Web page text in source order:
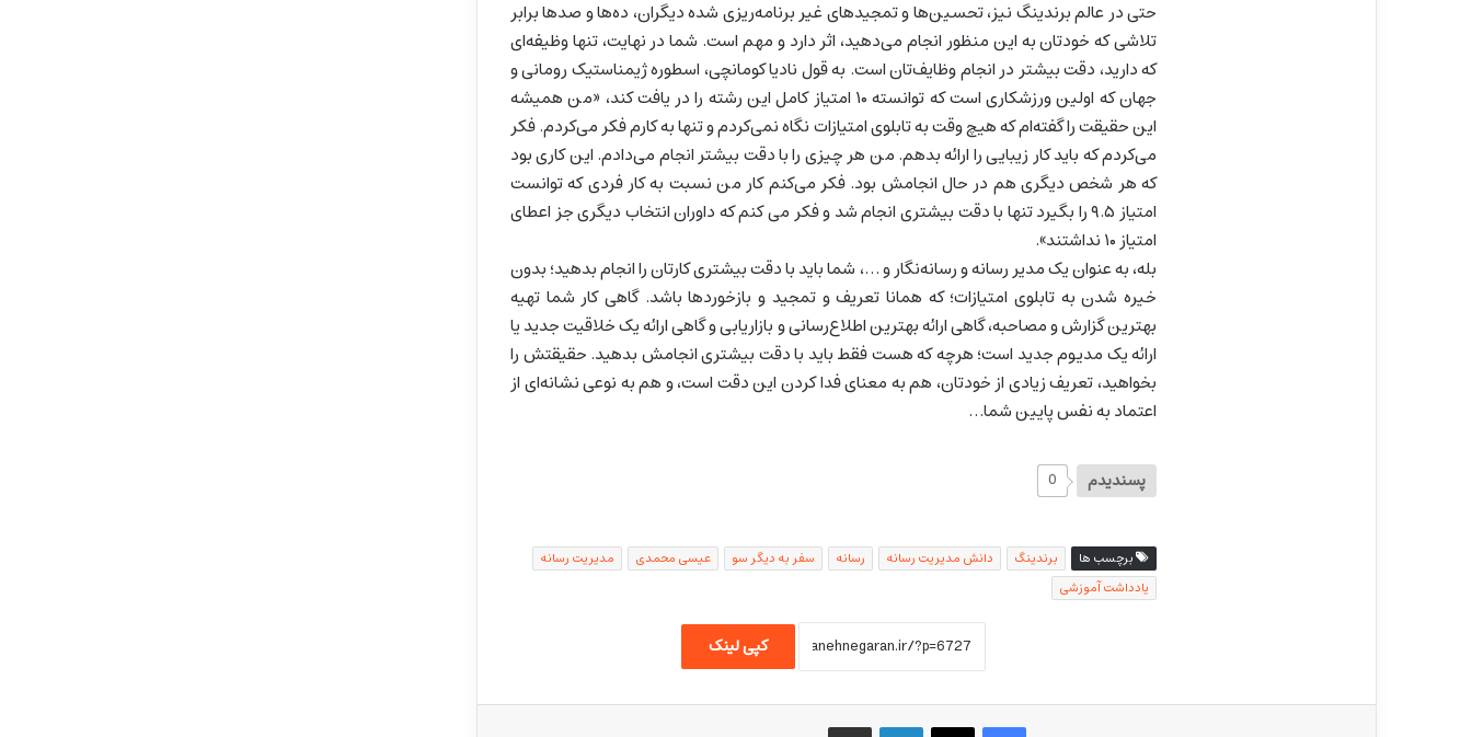
حتی در عالم برندینگ نیز، تحسین‌ها و تمجیدهای غیر برنامه‌ریزی شده دیگران، ده‌ها و صدها برابر
تلاشی که خودتان به این منظور انجام می‌دهید، اثر دارد و مهم است. شما در نهایت، تنها وظیفه‌ای
که دارید، دقت بیشتر در انجام وظایف‌تان است. به قول نادیا کومانچی، اسطوره ژیمناستیک رومانی و
جهان که اولین ورزشکاری است که توانسته ۱۰ امتیاز کامل این رشته را در یافت کند، «من همیشه
این حقیقت را گفته‌ام که هیچ وقت به تابلوی امتیازات نگاه نمی‌کردم و تنها به کارم فکر می‌کردم. فکر
می‌کردم که باید کار زیبایی را ارائه بدهم. من هر چیزی را با دقت بیشتر انجام می‌دادم. این کاری بود
که هر شخص دیگری هم در حال انجامش بود. فکر می‌کنم کار من نسبت به کار فردی که توانست
امتیاز ۹.۵ را بگیرد تنها با دقت بیشتری انجام شد و فکر می کنم که داوران انتخاب دیگری جز اعطای
امتیاز ۱۰ نداشتند».
بله، به عنوان یک مدیر رسانه و رسانه‌نگار و …، شما باید با دقت بیشتری کارتان را انجام بدهید؛ بدون
خیره شدن به تابلوی امتیازات؛ که همانا تعریف و تمجید و بازخوردها باشد. گاهی کار شما تهیه
بهترین گزارش و مصاحبه، گاهی ارائه بهترین اطلاع‌رسانی و بازاریابی و گاهی ارائه یک خلاقیت جدید یا
ارائه یک مدیوم جدید است؛ هرچه که هست فقط باید با دقت بیشتری انجامش بدهید. حقیقتش را
بخواهید، تعریف زیادی از خودتان، هم به معنای فدا کردن این دقت است، و هم به نوعی نشانه‌ای از
اعتماد به نفس پایین شما…
پسندیدم 0
برچسب ها برندینگ دانش مدیریت رسانه رسانه سفر به دیگر سو عیسی محمدی
مدیریت رسانه
یادداشت آموزشی
کپی لینک
فیسبوک X لینکداین